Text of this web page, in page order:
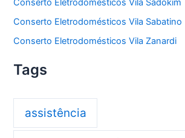
Conserto Eletrodomésticos Vila Sadokim
Conserto Eletrodomésticos Vila Sabatino
Conserto Eletrodomésticos Vila Zanardi
Tags
assistência